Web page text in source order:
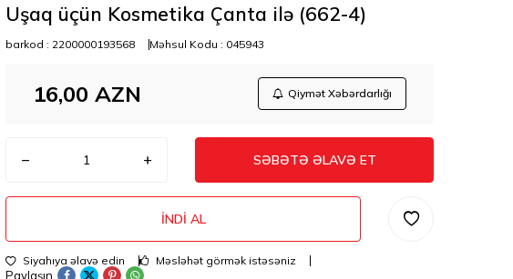
Uşaq üçün Kosmetika Çanta ilə (662-4)
barkod : 2200000193568 Məhsul Kodu : 045943
16,00 AZN Qiymət Xəbərdarlığı
SƏBƏTƏ ƏLAVƏ ET
İNDI AL
Siyahıya əlavə edin Məsləhət görmək istəsəniz
Paylaşın